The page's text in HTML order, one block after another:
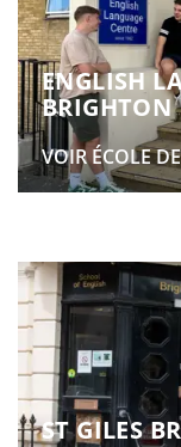
ENGLISH
BRIGHTON
VOIR ÉCOLE
ST GILES